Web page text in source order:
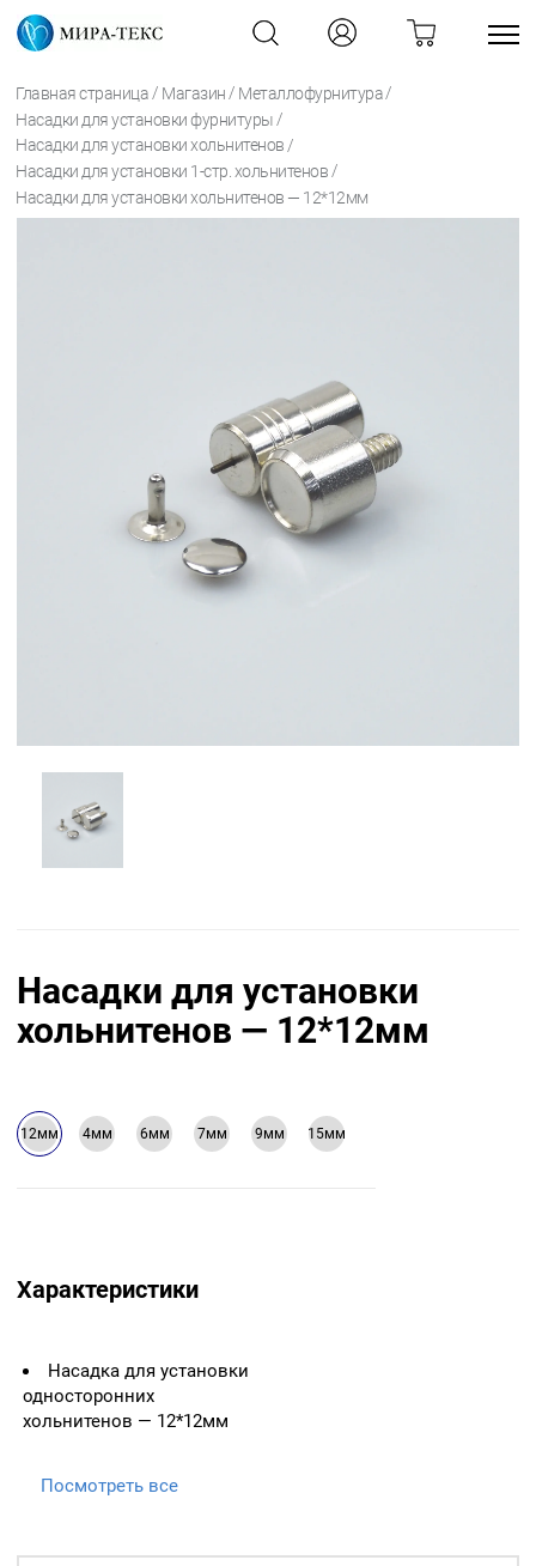
Главная страница / Магазин / Металлофурнитура /
Насадки для установки фурнитуры /
Насадки для установки хольнитенов /
Насадки для установки 1-стр. хольнитенов/
Насадки для установки хольнитенов — 12*12мм
Насадки для установки
хольнитенов — 12*12мм
12мм 4мм 6мм 7мм 9мм 15мм
Характеристики
Насадка для установки
односторонних
хольнитенов — 12*12мм
Посмотреть все